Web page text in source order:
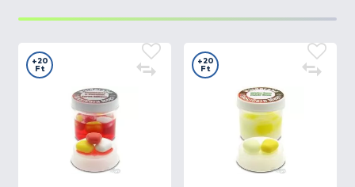
+20
Ft
+20
Ft